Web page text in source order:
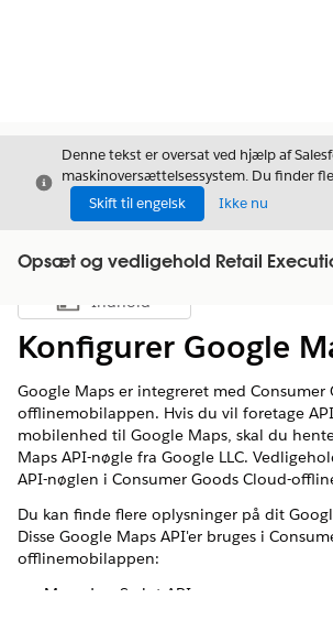
Luk
Denne tekst er oversat ved hjælp af
maskinoversættelsessystem. Du finder
Skift til engelsk
Ikke nu
Opsæt og vedligehold Retail
Vis indholdsfortegnelse
Indhold
Konfigurer Google
Google Maps er integreret med Consumer
offlinemobilappen. Hvis du vil foretage
mobilenhed til Google Maps, skal du
Maps API-nøgle fra Google LLC.
API-nøglen i Consumer Goods Cloud-
Du kan finde flere oplysninger på dit
Disse Google Maps API'er bruges i
offlinemobilappen:
Maps JavaScript API